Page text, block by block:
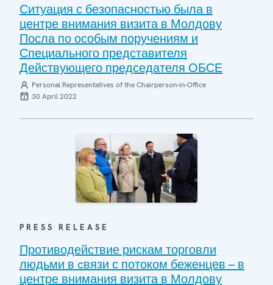
Ситуация с безопасностью была в
центре внимания визита в Молдову
Посла по особым поручениям и
Специального представителя
Действующего председателя ОБСЕ
Personal Representatives of the Chairperson-in-Office
30 April 2022
PRESS RELEASE
Противодействие рискам торговли
людьми в cвязи с потоком беженцев – в
центре внимания визита в Молдову